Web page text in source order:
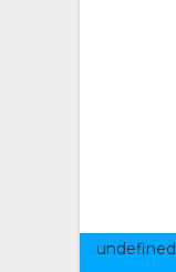
undefined